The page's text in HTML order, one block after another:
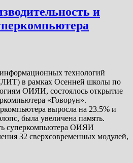
и
технологий
в рамках Осенней школы по
ОИЯИ, состоялось открытие
«Говорун».
выросла на 23.5% и
была увеличена память.
суперкомпьютера ОИЯИ
32 сверхсовременных модулей,